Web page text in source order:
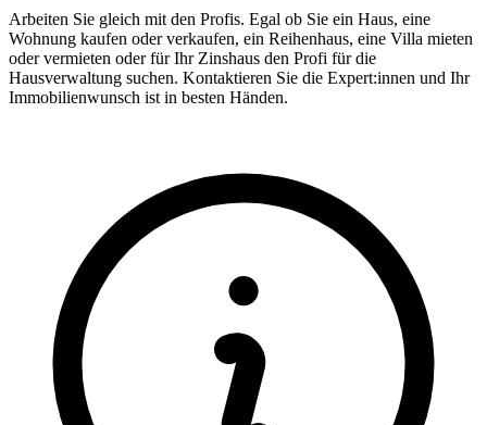
Arbeiten Sie gleich mit den Profis. Egal ob Sie ein Haus, eine
Wohnung kaufen oder verkaufen, ein Reihenhaus, eine Villa mieten
oder vermieten oder für Ihr Zinshaus den Profi für die
Hausverwaltung suchen. Kontaktieren Sie die Expert:innen und Ihr
Immobilienwunsch ist in besten Händen.